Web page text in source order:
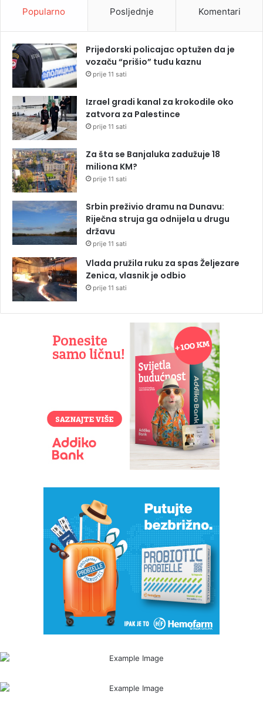
Popularno Posljednje Komentari
Prijedorski policajac optužen da je
vozaču “prišio” tuđu kaznu
prije 11 sati
Izrael gradi kanal za krokodile oko
zatvora za Palestince
prije 11 sati
Za šta se Banjaluka zadužuje 18
miliona KM?
prije 11 sati
Srbin preživio dramu na Dunavu:
Riječna struja ga odnijela u drugu
državu
prije 11 sati
Vlada pružila ruku za spas Željezare
Zenica, vlasnik je odbio
prije 11 sati